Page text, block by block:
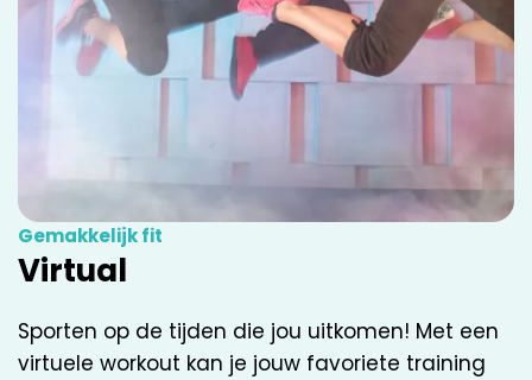
Gemakkelijk fit
Virtual
Sporten op de tijden die jou uitkomen! Met een
virtuele workout kan je jouw favoriete training